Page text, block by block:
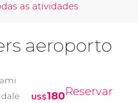
as atividades
aeroporto
US$180Reservar